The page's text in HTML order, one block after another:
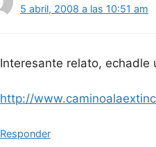
5 abril, 2008 a las 10:51 am
Interesante relato, echadle
http://
Responder